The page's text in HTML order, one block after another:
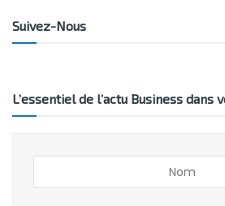
Suivez-Nous
L’essentiel de l’actu Business